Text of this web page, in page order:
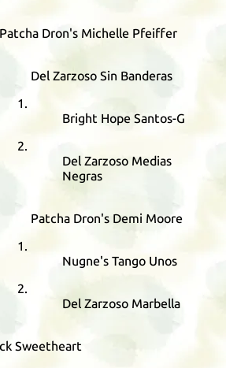
Patcha Dron's Michelle Pfeiffer
Del Zarzoso Sin Banderas
Bright Hope Santos-G
Del Zarzoso Medias
Negras
Patcha Dron's Demi Moore
Nugne's Tango Unos
Del Zarzoso Marbella
Sweetheart